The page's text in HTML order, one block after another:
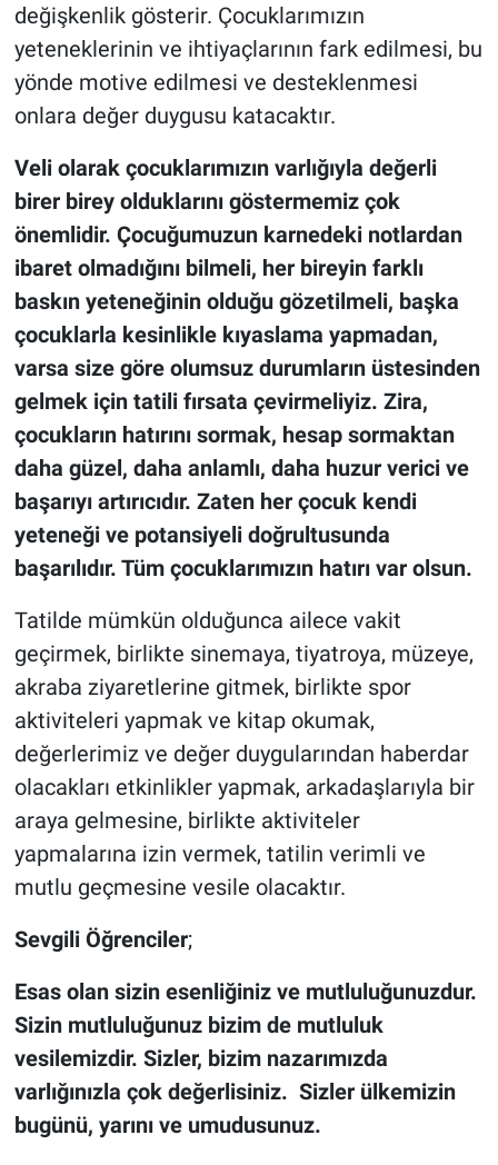
değişkenlik gösterir. Çocuklarımızın
yeteneklerinin ve ihtiyaçlarının fark edilmesi, bu
yönde motive edilmesi ve desteklenmesi
onlara değer duygusu katacaktır.
Veli olarak çocuklarımızın varlığıyla değerli
birer birey olduklarını göstermemiz çok
önemlidir. Çocuğumuzun karnedeki notlardan
ibaret olmadığını bilmeli, her bireyin farklı
baskın yeteneğinin olduğu gözetilmeli, başka
çocuklarla kesinlikle kıyaslama yapmadan,
varsa size göre olumsuz durumların üstesinden
gelmek için tatili fırsata çevirmeliyiz. Zira,
çocukların hatırını sormak, hesap sormaktan
daha güzel, daha anlamlı, daha huzur verici ve
başarıyı artırıcıdır. Zaten her çocuk kendi
yeteneği ve potansiyeli doğrultusunda
başarılıdır. Tüm çocuklarımızın hatırı var olsun.
Tatilde mümkün olduğunca ailece vakit
geçirmek, birlikte sinemaya, tiyatroya, müzeye,
akraba ziyaretlerine gitmek, birlikte spor
aktiviteleri yapmak ve kitap okumak,
değerlerimiz ve değer duygularından haberdar
olacakları etkinlikler yapmak, arkadaşlarıyla bir
araya gelmesine, birlikte aktiviteler
yapmalarına izin vermek, tatilin verimli ve
mutlu geçmesine vesile olacaktır.
Sevgili Öğrenciler;
Esas olan sizin esenliğiniz ve mutluluğunuzdur.
Sizin mutluluğunuz bizim de mutluluk
vesilemizdir. Sizler, bizim nazarımızda
varlığınızla çok değerlisiniz. Sizler ülkemizin
bugünü, yarını ve umudusunuz.